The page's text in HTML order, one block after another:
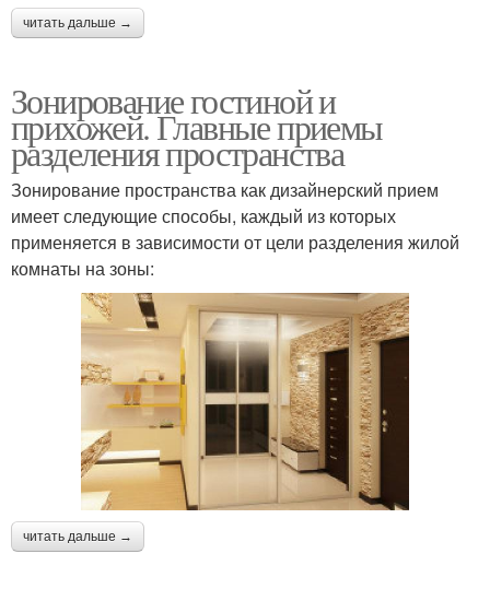
читать дальше →
Зонирование гостиной и
прихожей. Главные приемы
разделения пространства
Зонирование пространства как дизайнерский прием
имеет следующие способы, каждый из которых
применяется в зависимости от цели разделения жилой
комнаты на зоны:
читать дальше →